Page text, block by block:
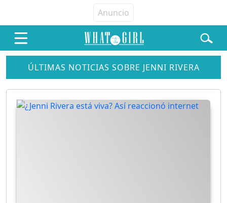
ÚLTIMAS NOTICIAS SOBRE JENNI RIVERA